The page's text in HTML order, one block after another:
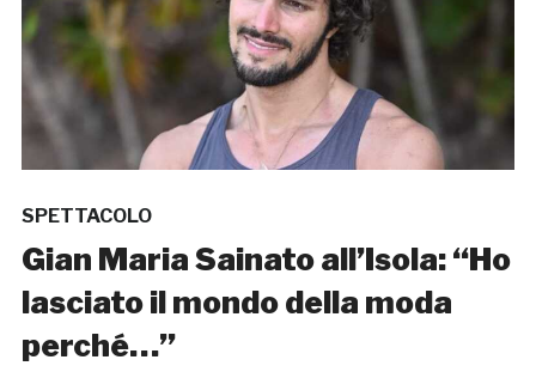
SPETTACOLO
Gian Maria Sainato all’Isola: “Ho
lasciato il mondo della moda
perché…”